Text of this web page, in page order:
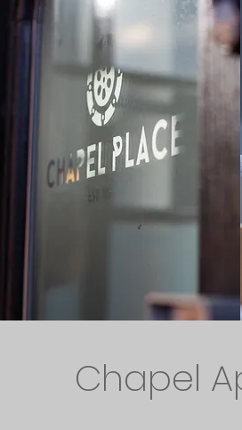
mais avec une utilisation
vous sentiez aussi
se reflète dans les petits
de recommandations sur les
et nous serons ravis de
Chapel